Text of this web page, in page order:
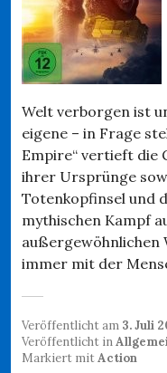
Welt verborgen ist
eigene – in Frage
Empire“ vertieft die
ihrer Ursprünge
Totenkopfinsel und
mythischen Kampf
außergewöhnlichen
immer mit der
Veröffentlicht am 3. Juli
Veröffentlicht in
Markiert mitAction